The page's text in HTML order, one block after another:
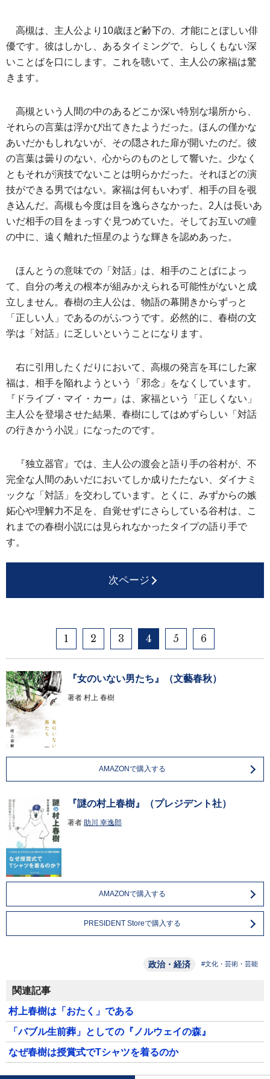
高槻は、主人公より10歳ほど齢下の、才能にとぼしい俳
優です。彼はしかし、あるタイミングで、らしくもない深
いことばを口にします。これを聴いて、主人公の家福は驚
きます。
高槻という人間の中のあるどこか深い特別な場所から、
それらの言葉は浮かび出てきたようだった。ほんの僅かな
あいだかもしれないが、その隠された扉が開いたのだ。彼
の言葉は曇りのない、心からのものとして響いた。少なく
ともそれが演技でないことは明らかだった。それほどの演
技ができる男ではない。家福は何もいわず、相手の目を覗
き込んだ。高槻も今度は目を逸らさなかった。2人は長いあ
いだ相手の目をまっすぐ見つめていた。そしてお互いの瞳
の中に、遠く離れた恒星のような輝きを認めあった。
ほんとうの意味での「対話」は、相手のことばによっ
て、自分の考えの根本が組みかえられる可能性がないと成
立しません。春樹の主人公は、物語の幕開きからずっと
「正しい人」であるのがふつうです。必然的に、春樹の文
学は「対話」に乏しいということになります。
右に引用したくだりにおいて、高槻の発言を耳にした家
福は、相手を陥れようという「邪念」をなくしています。
『ドライブ・マイ・カー』は、家福という「正しくない」
主人公を登場させた結果、春樹にしてはめずらしい「対話
の行きかう小説」になったのです。
『独立器官』では、主人公の渡会と語り手の谷村が、不
完全な人間のあいだにおいてしか成りたたない、ダイナミ
ックな「対話」を交わしています。とくに、みずからの嫉
妬心や理解力不足を、自覚せずにさらしている谷村は、こ
れまでの春樹小説には見られなかったタイプの語り手で
す。
次ページ
1 2 3 4 5 6
『女のいない男たち』（文藝春秋）
著者 村上 春樹
AMAZONで購入する
『謎の村上春樹』（プレジデント社）
著者 助川 幸逸郎
AMAZONで購入する
PRESIDENT Storeで購入する
政治・経済 #文化・芸術・芸能
関連記事
村上春樹は「おたく」である
「バブル生前葬」としての『ノルウェイの森』
なぜ春樹は授賞式でTシャツを着るのか